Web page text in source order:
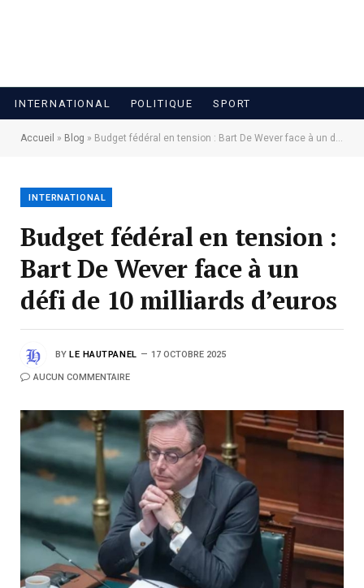
INTERNATIONAL POLITIQUE SPORT
Accueil » Blog » Budget fédéral en tension : Bart De Wever face à un défi de 10 milliards d’euros
INTERNATIONAL
Budget fédéral en tension :
Bart De Wever face à un
défi de 10 milliards d’euros
BY LE HAUTPANEL 17 OCTOBRE 2025
AUCUN COMMENTAIRE